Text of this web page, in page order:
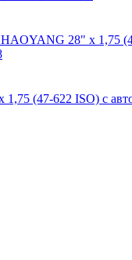
28" x 1,75
(47-622 ISO) с